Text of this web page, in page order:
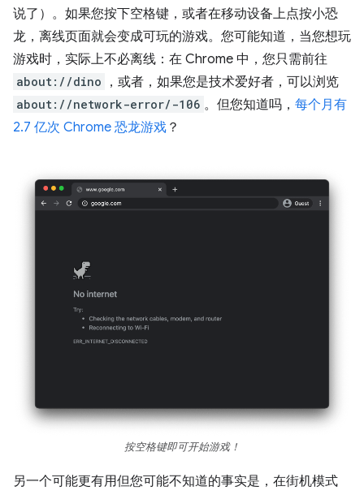
说了）。如果您按下空格键 ，或者在移动设备上点按小恐
龙，离线页面就会变成可玩的游戏。您可能知道，当您想玩
游戏时，实际上不必离线：在 Chrome 中，您只需前往
about://dino ，或者，如果您是技术爱好者，可以浏览
about://network-error/-106 。但您知道吗， 每个月有
2.7 亿次 Chrome 恐龙游戏 ？
按空格键即可开始游戏！
另一个可能更有用但您可能不知道的事实是，在街机模式